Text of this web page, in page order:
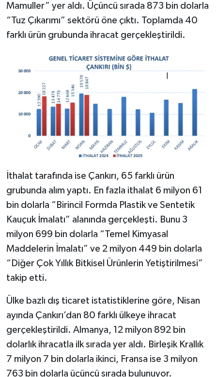
Mamuller” yer aldı. Üçüncü sırada 873 bin dolarla
“Tuz Çıkarımı” sektörü öne çıktı. Toplamda 40
farklı ürün grubunda ihracat gerçekleştirildi.
İthalat tarafında ise Çankırı, 65 farklı ürün
grubunda alım yaptı. En fazla ithalat 6 milyon 61
bin dolarla “Birincil Formda Plastik ve Sentetik
Kauçuk İmalatı” alanında gerçekleşti. Bunu 3
milyon 699 bin dolarla “Temel Kimyasal
Maddelerin İmalatı” ve 2 milyon 449 bin dolarla
“Diğer Çok Yıllık Bitkisel Ürünlerin Yetiştirilmesi”
takip etti.
Ülke bazlı dış ticaret istatistiklerine göre, Nisan
ayında Çankırı’dan 80 farklı ülkeye ihracat
gerçekleştirildi. Almanya, 12 milyon 892 bin
dolarlık ihracatla ilk sırada yer aldı. Birleşik Krallık
7 milyon 7 bin dolarla ikinci, Fransa ise 3 milyon
763 bin dolarla üçüncü sırada bulunuyor.